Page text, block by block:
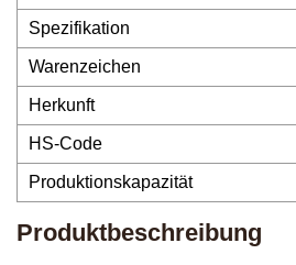
Spezifikation
Warenzeichen
Herkunft
HS-Code
Produktionskapazität
Produktbeschreibung